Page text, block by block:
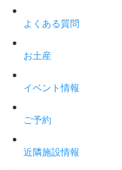
よくある質問
お土産
イベント情報
ご予約
近隣施設情報